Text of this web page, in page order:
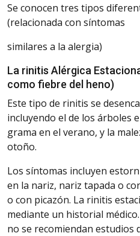
Se conocen tres tipos
(relacionada con síntomas
similares a la alergia)
La rinitis Alérgica
como fiebre del heno)
Este tipo de rinitis se
incluyendo el de los árboles
grama en el verano, y la
otoño.
Los síntomas incluyen
en la nariz, nariz tapada o
o con picazón. La rinitis
mediante un historial médico.
no se recomiendan estudios